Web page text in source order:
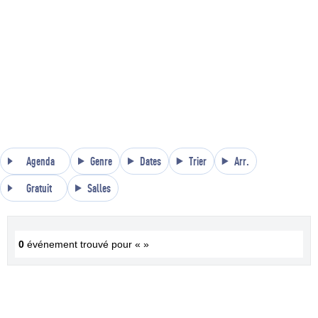
Agenda Genre Dates Trier Arr.
Gratuit Salles
0 événement trouvé pour « »